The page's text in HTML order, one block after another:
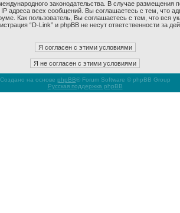
законодательства. В случае
адреса всех сообщений. Вы соглашаетесь с тем, что
Как пользователь, Вы соглашаетесь с тем, что вся
“D-Link” и phpBB не несут ответственности за
Создано на основе phpBB® Forum Software © phpBB Group
Русская поддержка phpBB